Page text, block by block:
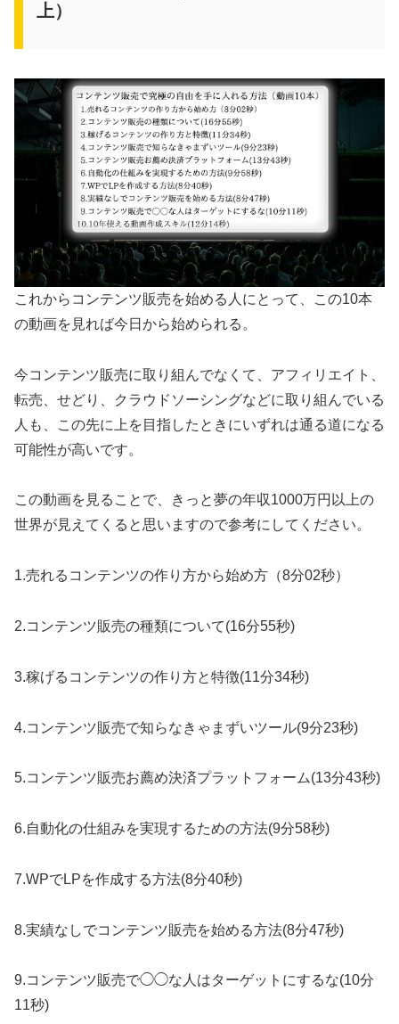
上）
これからコンテンツ販売を始める人にとって、この10本
の動画を見れば今日から始められる。
今コンテンツ販売に取り組んでなくて、アフィリエイト、
転売、せどり、クラウドソーシングなどに取り組んでいる
人も、この先に上を目指したときにいずれは通る道になる
可能性が高いです。
この動画を見ることで、きっと夢の年収1000万円以上の
世界が見えてくると思いますので参考にしてください。
1.売れるコンテンツの作り方から始め方（8分02秒）
2.コンテンツ販売の種類について(16分55秒)
3.稼げるコンテンツの作り方と特徴(11分34秒)
4.コンテンツ販売で知らなきゃまずいツール(9分23秒)
5.コンテンツ販売お薦め決済プラットフォーム(13分43秒)
6.自動化の仕組みを実現するための方法(9分58秒)
7.WPでLPを作成する方法(8分40秒)
8.実績なしでコンテンツ販売を始める方法(8分47秒)
9.コンテンツ販売で◯◯な人はターゲットにするな(10分
11秒)